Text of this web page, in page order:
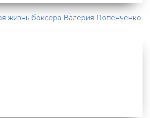
жизнь боксера Валерия Попенченко